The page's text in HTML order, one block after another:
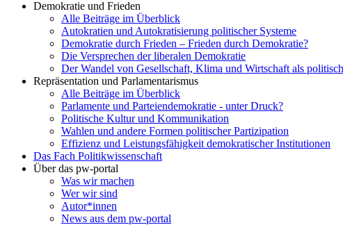
Demokratie und Frieden
Alle Beiträge im Überblick
Autokratien und Autokratisierung politischer Systeme
Demokratie durch Frieden – Frieden durch Demokratie?
Die Versprechen der liberalen Demokratie
Der Wandel von Gesellschaft, Klima und Wirtschaft als
Repräsentation und Parlamentarismus
Alle Beiträge im Überblick
Parlamente und Parteiendemokratie - unter Druck?
Politische Kultur und Kommunikation
Wahlen und andere Formen politischer Partizipation
Effizienz und Leistungsfähigkeit demokratischer Institutionen
Das Fach Politikwissenschaft
Über das pw-portal
Was wir machen
Wer wir sind
Autor*innen
News aus dem pw-portal